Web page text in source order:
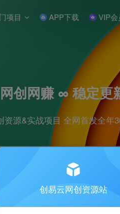
项目 APP下载 VIP会
网创网赚 ∞ 稳定更
资源&实战项目 全网首发全年
目 引流 短视频 剪辑
创易云网创资源站